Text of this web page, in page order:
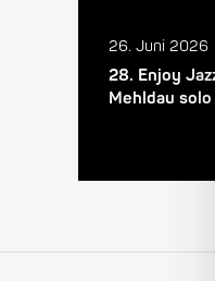
26. Juni 2026
28. Enjoy
Mehldau solo